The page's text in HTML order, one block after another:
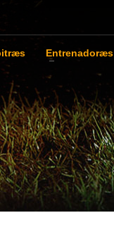
Entrenadoræs